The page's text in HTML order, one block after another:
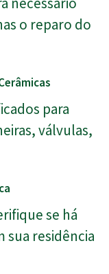
o reparo do
para
válvulas,
se há
sua residência